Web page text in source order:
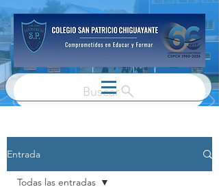
Buscar
Entrada
Todas las entradas